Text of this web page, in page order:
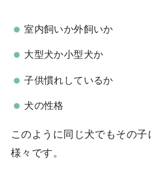
室内飼いか外飼いか
大型犬か小型犬か
子供慣れしているか
犬の性格
このように同じ犬でもその子
様々です。